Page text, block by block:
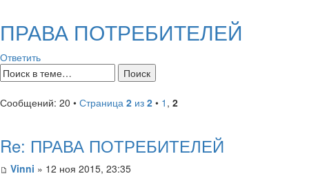
ПРАВА ПОТРЕБИТЕЛЕЙ
Ответить
Сообщений: 20 • Страница 2 из 2 • 1 , 2
Re: ПРАВА ПОТРЕБИТЕЛЕЙ
Vinni » 12 ноя 2015, 23:35